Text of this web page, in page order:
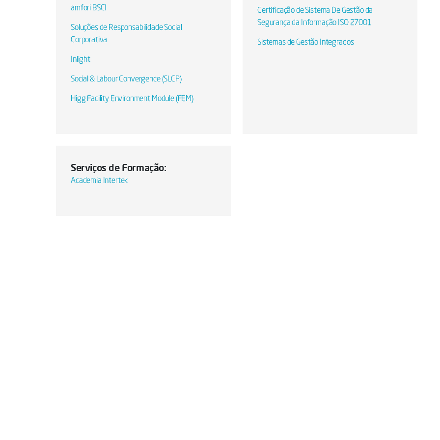
amfori BSCI
Soluções de Responsabilidade Social
Corporativa
Inlight
Social & Labour Convergence (SLCP)
Higg Facility Environment Module (FEM)
Certificação de Sistema De Gestão da
Segurança da Informação ISO 27001
Sistemas de Gestão Integrados
Serviços de Formação:
Academia Intertek